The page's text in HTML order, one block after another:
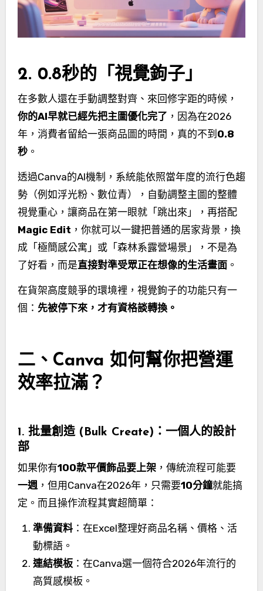
2. 0.8秒的「視覺鉤子」
在多數人還在手動調整對齊、來回修字距的時候，
你的AI早就已經先把主圖優化完了 ，因為在2026
年，消費者留給一張商品圖的時間，真的不到 0.8
秒。
透過Canva的AI機制，系統能依照當年度的流行色趨
勢（例如浮光粉、數位青），自動調整主圖的整體
視覺重心，讓商品在第一眼就「跳出來」，再搭配
Magic Edit ，你就可以一鍵把普通的居家背景，換
成「極簡感公寓」或「森林系露營場景」，不是為
了好看，而是直接對準受眾正在想像的生活畫面。
在貨架高度競爭的環境裡，視覺鉤子的功能只有一
個： 先被停下來，才有資格談轉換。
二、Canva 如何幫你把營運
效率拉滿？
1. 批量創造 (Bulk Create)：一個人的設計
部
如果你有100款平價飾品要上架，傳統流程可能要
一週，但用Canva在2026年，只需要10分鐘就能搞
定。而且操作流程其實超簡單：
準備資料：在Excel整理好商品名稱、價格、活
動標語。
連結模板：在Canva選一個符合2026年流行的
高質感模板。